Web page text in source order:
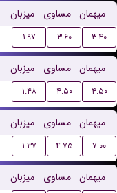
میزبان مساوی میهمان
۱.۹۷ ۳.۶۰ ۳.۴۰
میزبان مساوی میهمان
۱.۴۸ ۴.۵۰ ۴.۵۰
میزبان مساوی میهمان
۱.۳۷ ۴.۷۵ ۷.۰۰
میزبان مساوی میهمان